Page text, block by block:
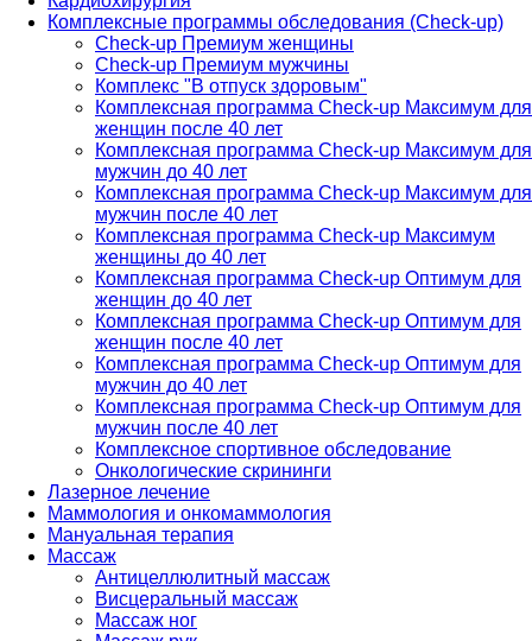
Комплексные программы обследования (Check-up)
Check-up Премиум женщины
Check-up Премиум мужчины
Комплекс "В отпуск здоровым"
Комплексная программа Check-up Максимум для
женщин после 40 лет
Комплексная программа Check-up Максимум для
мужчин до 40 лет
Комплексная программа Check-up Максимум для
мужчин после 40 лет
Комплексная программа Check-up Максимум
женщины до 40 лет
Комплексная программа Check-up Оптимум для
женщин до 40 лет
Комплексная программа Check-up Оптимум для
женщин после 40 лет
Комплексная программа Check-up Оптимум для
мужчин до 40 лет
Комплексная программа Check-up Оптимум для
мужчин после 40 лет
Комплексное спортивное обследование
Онкологические скрининги
Лазерное лечение
Маммология и онкомаммология
Мануальная терапия
Массаж
Антицеллюлитный массаж
Висцеральный массаж
Массаж ног